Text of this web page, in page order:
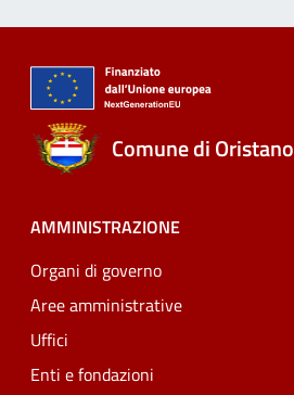
Comune di Oristano
AMMINISTRAZIONE
Organi di governo
Aree amministrative
Uffici
Enti e fondazioni